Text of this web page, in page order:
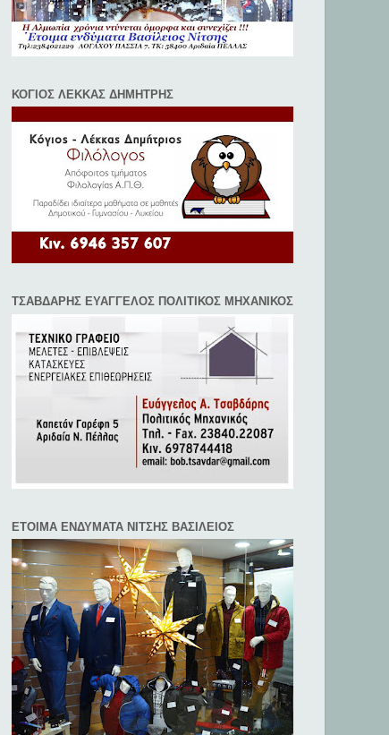
ΚΟΓΙΟΣ ΛΕΚΚΑΣ ΔΗΜΗΤΡΗΣ
ΤΣΑΒΔΑΡΗΣ ΕΥΑΓΓΕΛΟΣ ΠΟΛΙΤΙΚΟΣ ΜΗΧΑΝΙΚΟΣ
ΕΤΟΙΜΑ ΕΝΔΥΜΑΤΑ ΝΙΤΣΗΣ ΒΑΣΙΛΕΙΟΣ